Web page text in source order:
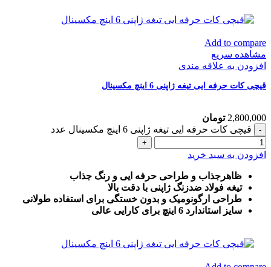
Add to compare
مشاهده سریع
افزودن به علاقه مندی
قیچی کات حرفه ایی تیغه ژاپنی 6 اینچ مکسینال
2,800,000 تومان
قیچی کات حرفه ایی تیغه ژاپنی 6 اینچ مکسینال عدد
افزودن به سبد خرید
ظاهرجذاب و طراحی حرفه ایی و رنگ جذاب
تیغه فولاد ضدزنگ ژاپنی با دقت بالا
طراحی ارگونومیک و بدون خستگی برای استفاده طولانی
سایز استاندارد 6 اینچ برای کارایی عالی